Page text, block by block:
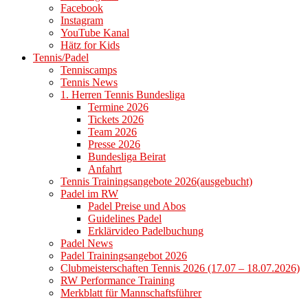
Facebook
Instagram
YouTube Kanal
Hätz for Kids
Tennis/Padel
Tenniscamps
Tennis News
1. Herren Tennis Bundesliga
Termine 2026
Tickets 2026
Team 2026
Presse 2026
Bundesliga Beirat
Anfahrt
Tennis Trainingsangebote 2026(ausgebucht)
Padel im RW
Padel Preise und Abos
Guidelines Padel
Erklärvideo Padelbuchung
Padel News
Padel Trainingsangebot 2026
Clubmeisterschaften Tennis 2026 (17.07 – 18.07.2026)
RW Performance Training
Merkblatt für Mannschaftsführer